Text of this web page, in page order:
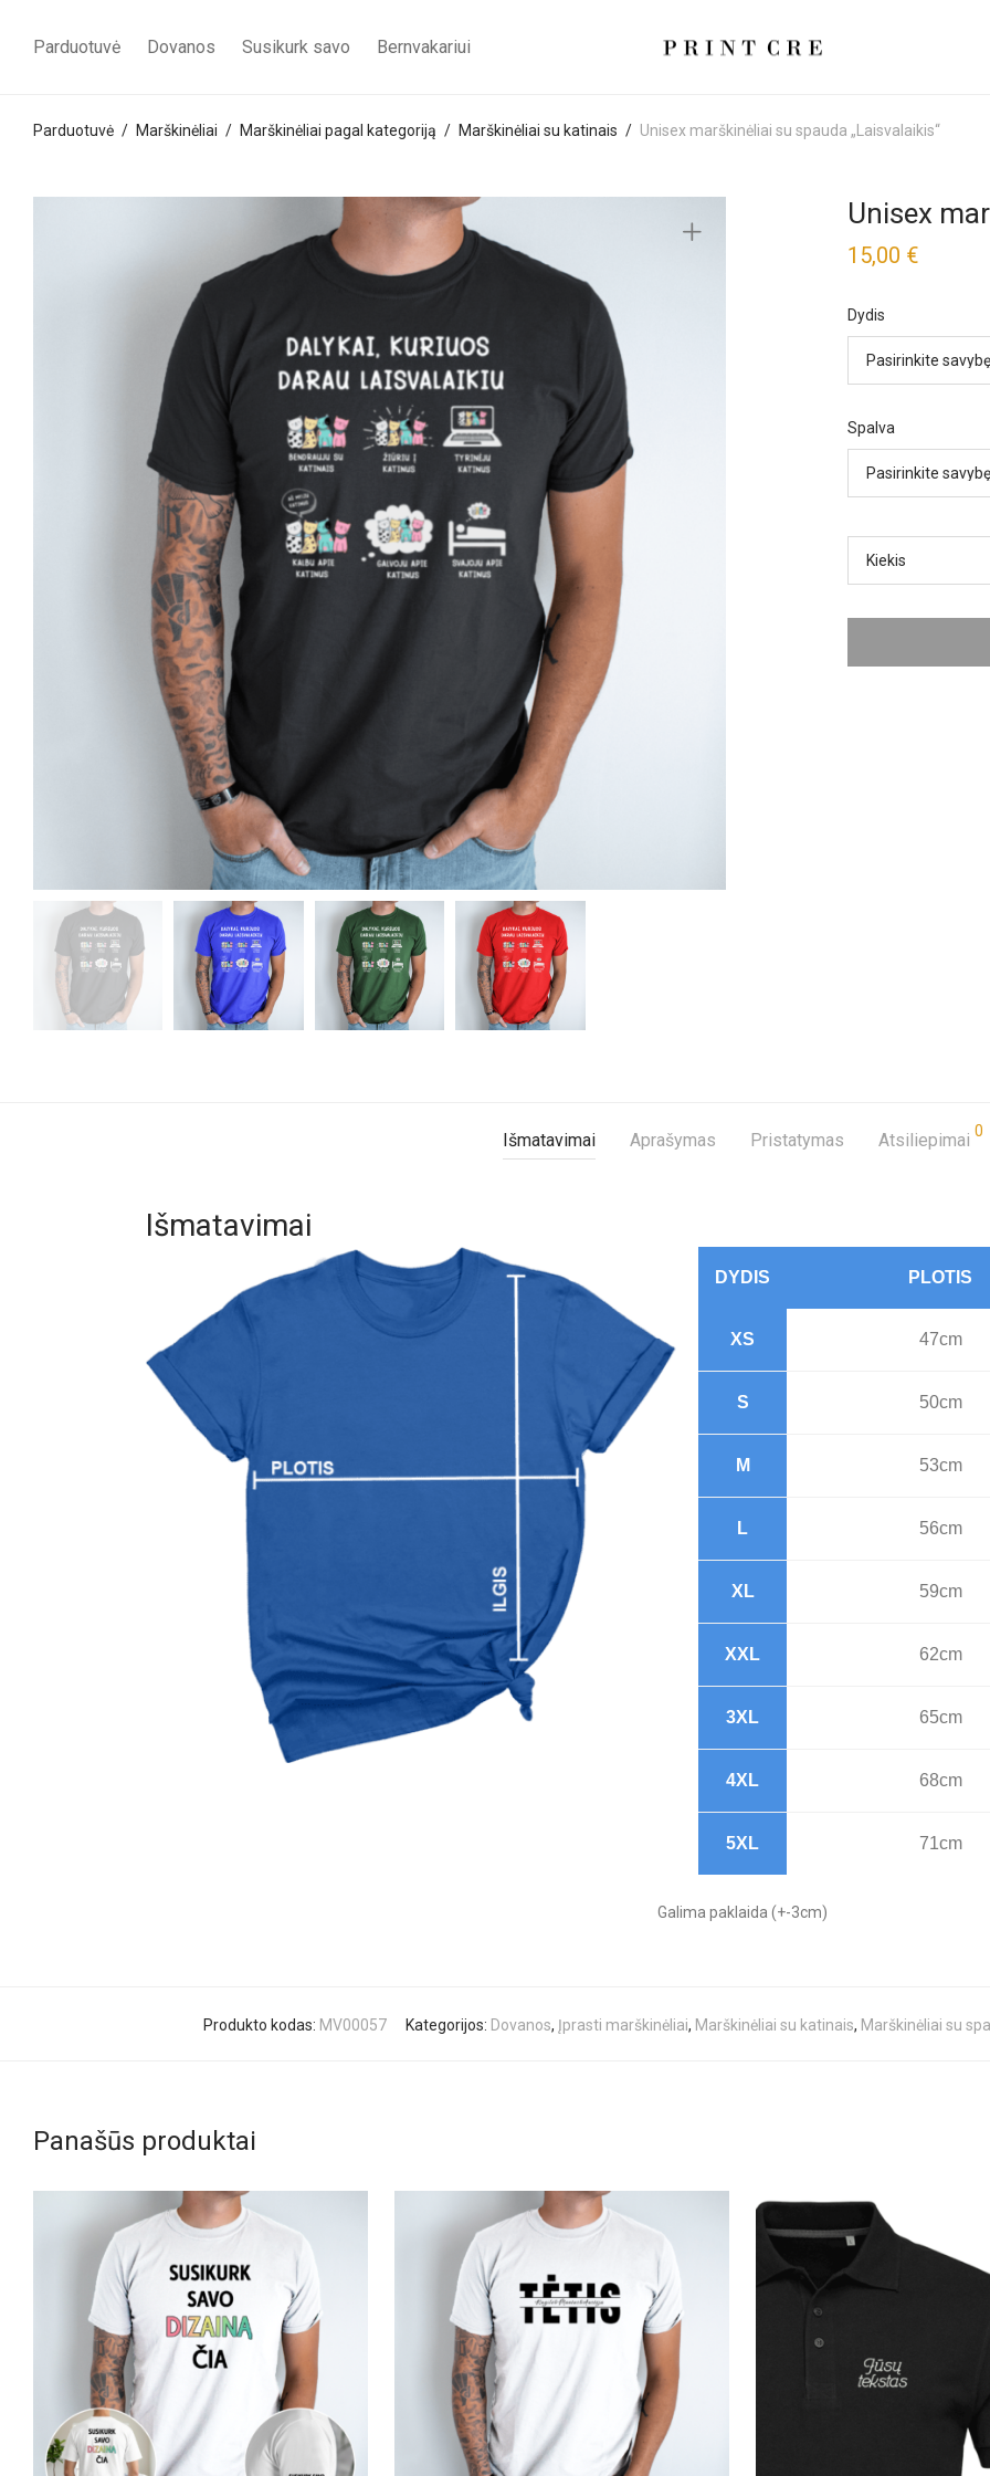
Parduotuvė Dovanos Susikurk savo Bernvakariui
Parduotuvė / Marškinėliai / Marškinėliai pagal kategoriją / Marškinėliai su katinais / Unisex marškinėliai su spauda „Laisvalaikis“
Unisex
15,00 €
Dydis
Spalva
Kiekis
Išmatavimai Aprašymas Pristatymas Atsiliepimai 0
Išmatavimai
DYDIS PLOTIS
XS 47cm
S 50cm
M 53cm
L 56cm
XL 59cm
XXL 62cm
3XL 65cm
4XL 68cm
5XL 71cm
Galima paklaida (+-3cm)
Produkto kodas: MV00057 Kategorijos: Dovanos, Įprasti marškinėliai, Marškinėliai su katinais, Marškinėliai su
Panašūs produktai